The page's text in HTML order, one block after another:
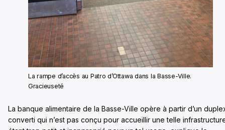
La rampe d’accès au Patro d’Ottawa dans la Basse-Ville.
Gracieuseté
La banque alimentaire de la Basse-Ville opère à partir d’un
converti qui n’est pas conçu pour accueillir une telle